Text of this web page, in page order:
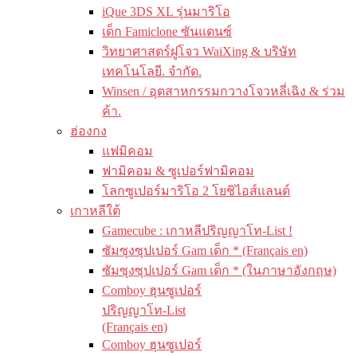
iQue 3DS XL รุ่นมาริโอ
เด็ก Famiclone ซันแดนซ์
วิทยาศาสตร์ฝูโจว WaiXing & บริษัท
เทคโนโลยี. จำกัด.
Winsen / อุตสาหกรรมกวางโจวหลี่เฉิง & ร่วม
ค้า.
ฮ่องกง
แฟมิคอม
ฟามิคอม & ซูเปอร์ฟามิคอม
โลกซูเปอร์มาริโอ 2 โยชิไอส์แลนด์
เกาหลีใต้
Gamecube : เกาหลีปริญญาโท-List !
ซัมซุงซุปเปอร์ Gam เด็ก * (Français en)
ซัมซุงซุปเปอร์ Gam เด็ก * (ในภาษาอังกฤษ)
Comboy ฮุนซูเปอร์
ปริญญาโท-List
(Français en)
Comboy ฮุนซูเปอร์